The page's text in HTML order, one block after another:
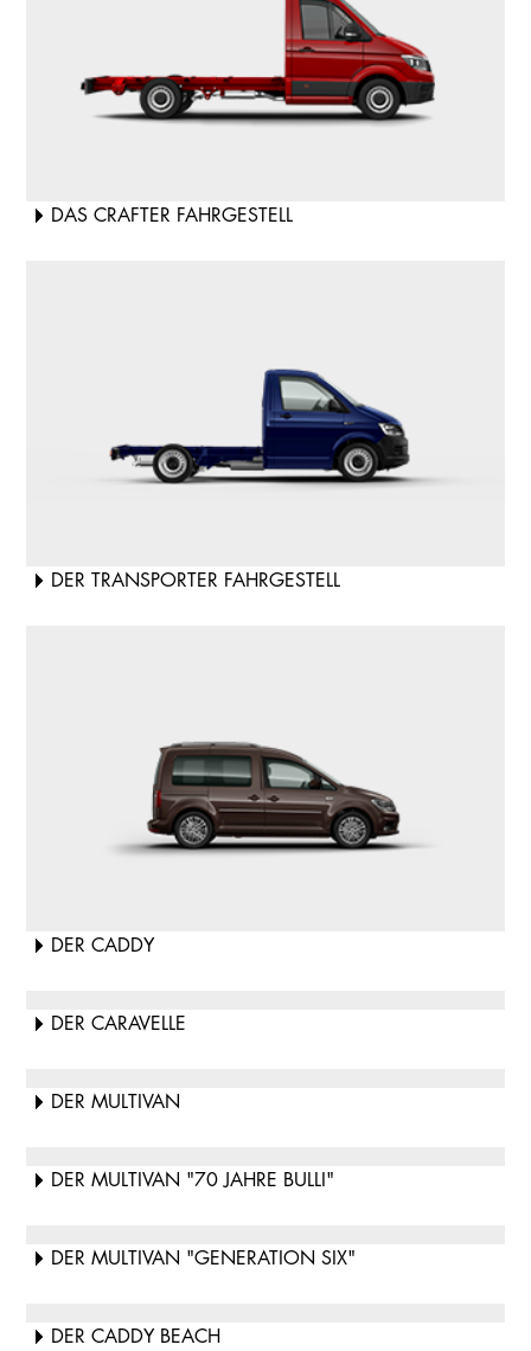
DAS CRAFTER FAHRGESTELL
DER TRANSPORTER FAHRGESTELL
DER CADDY
DER CARAVELLE
DER MULTIVAN
DER MULTIVAN "70 JAHRE BULLI"
DER MULTIVAN "GENERATION SIX"
DER CADDY BEACH